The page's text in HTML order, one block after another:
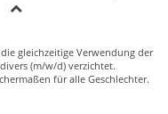
gleichzeitige Verwendung der
(m/w/d) verzichtet.
für alle Geschlechter.